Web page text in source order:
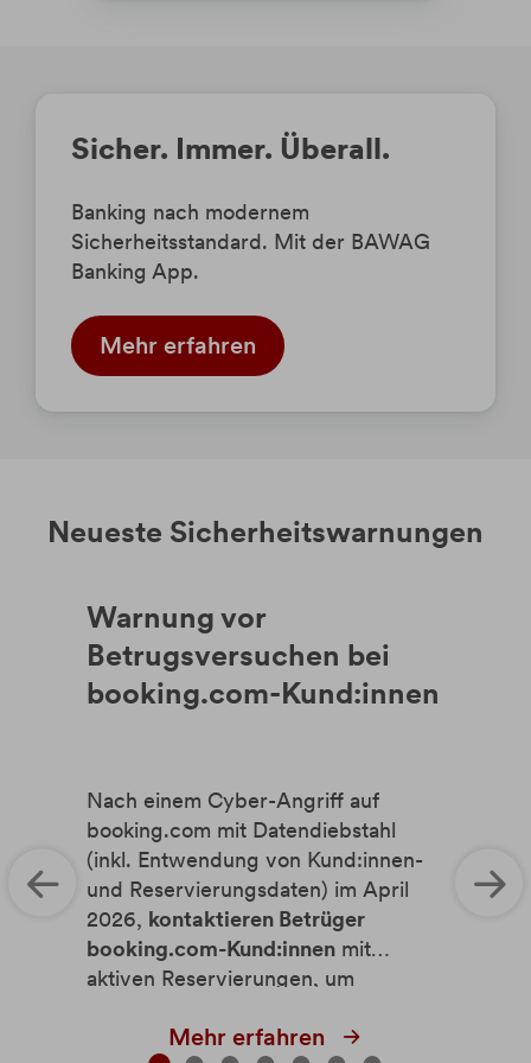
Sicher. Immer. Überall.
Banking nach modernem
Sicherheitsstandard. Mit der BAWAG
Banking App.
Mehr erfahren
Neueste Sicherheitswarnungen
Warnung vor
Betrugsversuchen bei
booking.com-Kund:innen
Nach einem Cyber-Angriff auf
booking.com mit Datendiebstahl
(inkl. Entwendung von Kund:innen-
und Reservierungsdaten) im April
2026, kontaktieren Betrüger
booking.com-Kund:innen mit
aktiven Reservierungen, um
Zahlungen nochmals einzufordern.
Mehr erfahren